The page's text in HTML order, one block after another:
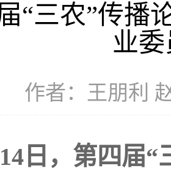
“三农”传播
业
作者：王朋利
日，第四届